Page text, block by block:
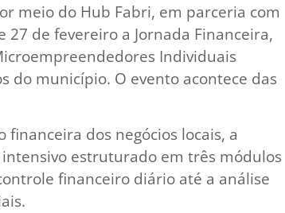
meio do Hub Fabri, em parceria com
27 de fevereiro a Jornada Financeira,
Individuais
do município. O evento acontece das
dos negócios locais, a
estruturado em três módulos
financeiro diário até a análise